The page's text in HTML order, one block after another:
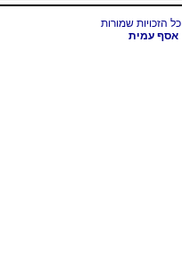
אסף עמית